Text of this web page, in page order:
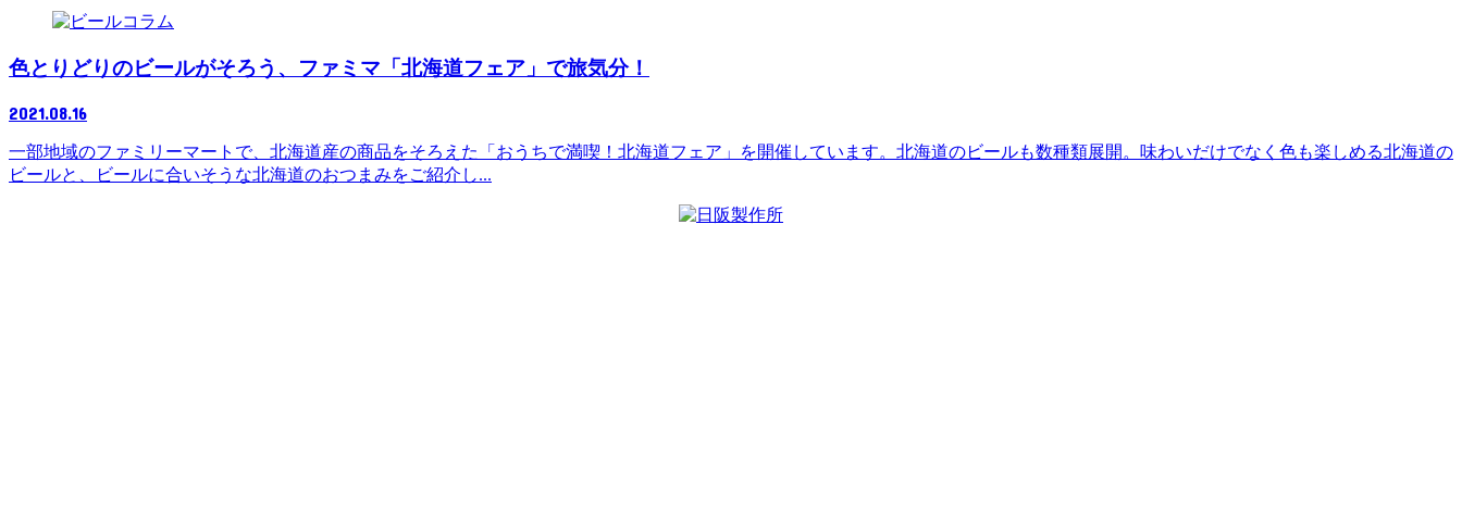
コラム
色とりどりのビールがそろう、ファミマ「北海道フェア」で旅気分！
2021.08.16
一部地域のファミリーマートで、北海道産の商品をそろえた「おうちで満喫！北海道フェア」を開催しています。北海道のビールも数種類展開。味わいだけでなく色も楽しめる北海道の
ビールと、ビールに合いそうな北海道のおつまみをご紹介し...